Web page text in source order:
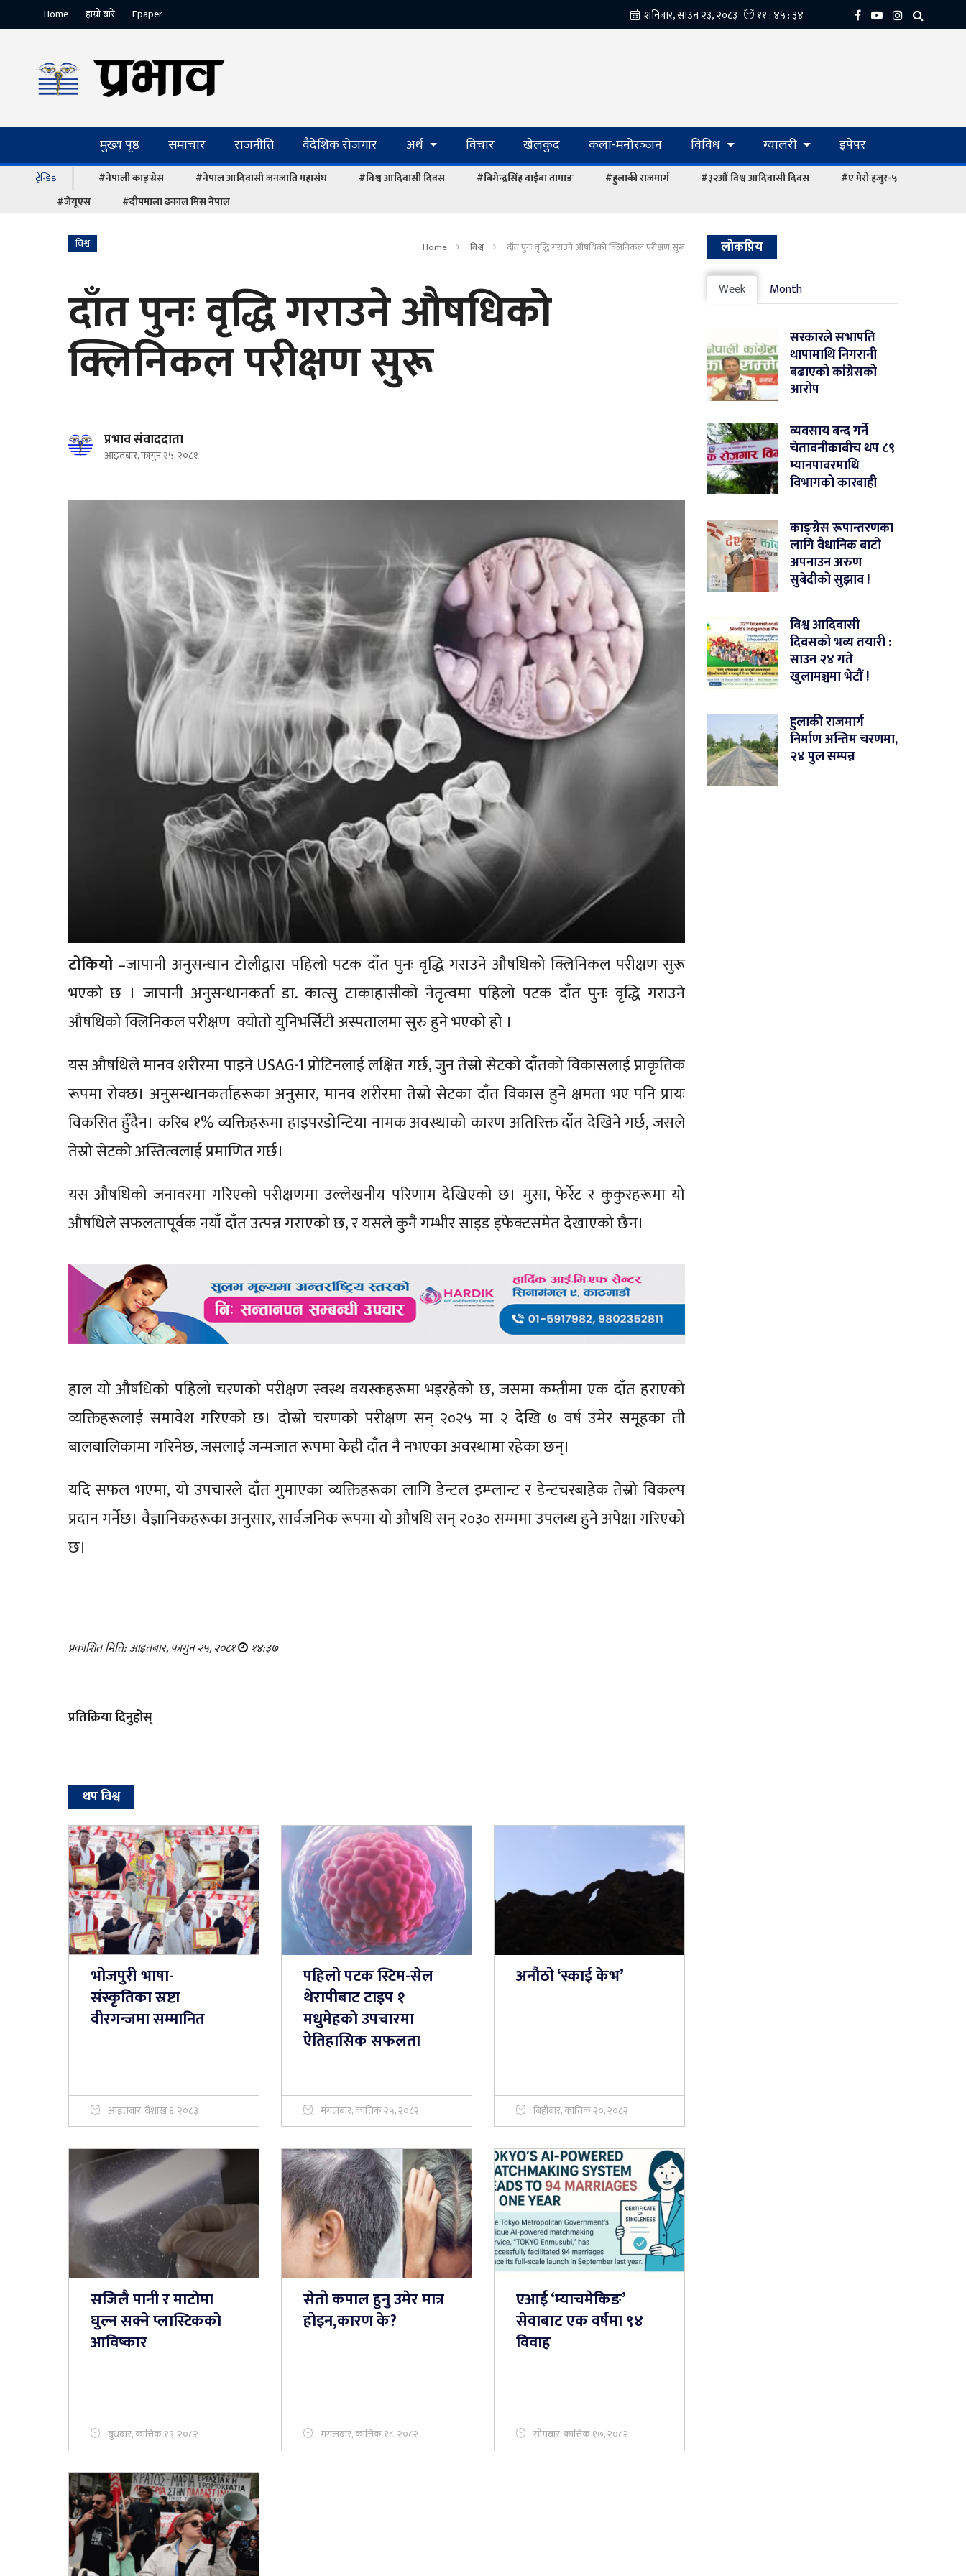
Home हाम्रो बारे Epaper
मुख्य पृष्ठ समाचार राजनीति वैदेशिक रोजगार अर्थ विचार खेलकुद कला-मनोरञ्‍जन विविध ग्यालरी इपेपर
ट्रेन्डिङ #नेपाली काङ्ग्रेस #नेपाल आदिवासी जनजाति महासंघ #विश्व आदिवासी दिवस #बिगेन्द्रसिंह वाईबा तामाङ #हुलाकी राजमार्ग #३२औं विश्व आदिवासी दिवस
#ए मेरो हजुर-५
#जेयूएस
#दीपमाला ढकाल मिस नेपाल
विश्व Home विश्व दाँत पुनः वृद्धि गराउने औषधिको क्लिनिकल परीक्षण सुरू
दाँत पुनः वृद्धि गराउने औषधिको
क्लिनिकल परीक्षण सुरू
प्रभाव संवाददाता
आइतबार, फागुन २५, २०८१
टोकियो –जापानी अनुसन्धान टोलीद्वारा पहिलो पटक दाँत पुनः वृद्धि गराउने औषधिको क्लिनिकल परीक्षण सुरू
भएकाे छ । जापानी अनुसन्धानकर्ता डा. कात्सु टाकाहासीको नेतृत्वमा पहिलो पटक दाँत पुनः वृद्धि गराउने
औषधिको क्लिनिकल परीक्षण क्योतो युनिभर्सिटी अस्पतालमा सुरु हुने भएकाे हाे ।
यस औषधिले मानव शरीरमा पाइने USAG-1 प्रोटिनलाई लक्षित गर्छ, जुन तेस्रो सेटको दाँतको विकासलाई प्राकृतिक
रूपमा रोक्छ। अनुसन्धानकर्ताहरूका अनुसार, मानव शरीरमा तेस्रो सेटका दाँत विकास हुने क्षमता भए पनि प्रायः
विकसित हुँदैन। करिब १% व्यक्तिहरूमा हाइपरडोन्टिया नामक अवस्थाको कारण अतिरिक्त दाँत देखिने गर्छ, जसले
तेस्रो सेटको अस्तित्वलाई प्रमाणित गर्छ।
यस औषधिको जनावरमा गरिएको परीक्षणमा उल्लेखनीय परिणाम देखिएको छ। मुसा, फेर्रेट र कुकुरहरूमा यो
औषधिले सफलतापूर्वक नयाँ दाँत उत्पन्न गराएको छ, र यसले कुनै गम्भीर साइड इफेक्टसमेत देखाएको छैन।
हाल यो औषधिको पहिलो चरणको परीक्षण स्वस्थ वयस्कहरूमा भइरहेको छ, जसमा कम्तीमा एक दाँत हराएको
व्यक्तिहरूलाई समावेश गरिएको छ। दोस्रो चरणको परीक्षण सन् २०२५ मा २ देखि ७ वर्ष उमेर समूहका ती
बालबालिकामा गरिनेछ, जसलाई जन्मजात रूपमा केही दाँत नै नभएका अवस्थामा रहेका छन्।
यदि सफल भएमा, यो उपचारले दाँत गुमाएका व्यक्तिहरूका लागि डेन्टल इम्प्लान्ट र डेन्टचरबाहेक तेस्रो विकल्प
प्रदान गर्नेछ। वैज्ञानिकहरूका अनुसार, सार्वजनिक रूपमा यो औषधि सन् २०३० सम्ममा उपलब्ध हुने अपेक्षा गरिएको
छ।
प्रकाशित मिति: आइतबार, फागुन २५, २०८१ १४:३७
प्रतिक्रिया दिनुहोस्
थप विश्व
भोजपुरी भाषा-
संस्कृतिका स्रष्टा
वीरगन्जमा सम्मानित
आइतबार, वैशाख ६, २०८३
पहिलो पटक स्टिम-सेल
थेरापीबाट टाइप १
मधुमेहकाे उपचारमा
ऐतिहासिक सफलता
मंगलबार, कात्तिक २५, २०८२
अनौठो ‘स्काई केभ’
बिहीबार, कात्तिक २०, २०८२
सजिलै पानी र माटाेमा
घुल्न सक्ने प्लास्टिककाे
आविष्कार
बुधबार, कात्तिक १९, २०८२
सेतो कपाल हुनु उमेर मात्र
होइन,कारण के?
मंगलबार, कात्तिक १८, २०८२
एआई ‘म्याचमेकिङ’
सेवाबाट एक वर्षमा ९४
विवाह
सोमबार, कात्तिक १७, २०८२
लोकप्रिय
Week Month
सरकारले सभापति
थापामाथि निगरानी
बढाएको कांग्रेसको
आरोप
व्यवसाय बन्द गर्ने
चेतावनीकाबीच थप ८९
म्यानपावरमाथि
विभागको कारबाही
काङ्ग्रेस रूपान्तरणका
लागि वैधानिक बाटो
अपनाउन अरुण
सुबेदीको सुझाव !
विश्व आदिवासी
दिवसको भव्य तयारी :
साउन २४ गते
खुलामञ्चमा भेटौं !
हुलाकी राजमार्ग
निर्माण अन्तिम चरणमा,
२४ पुल सम्पन्न